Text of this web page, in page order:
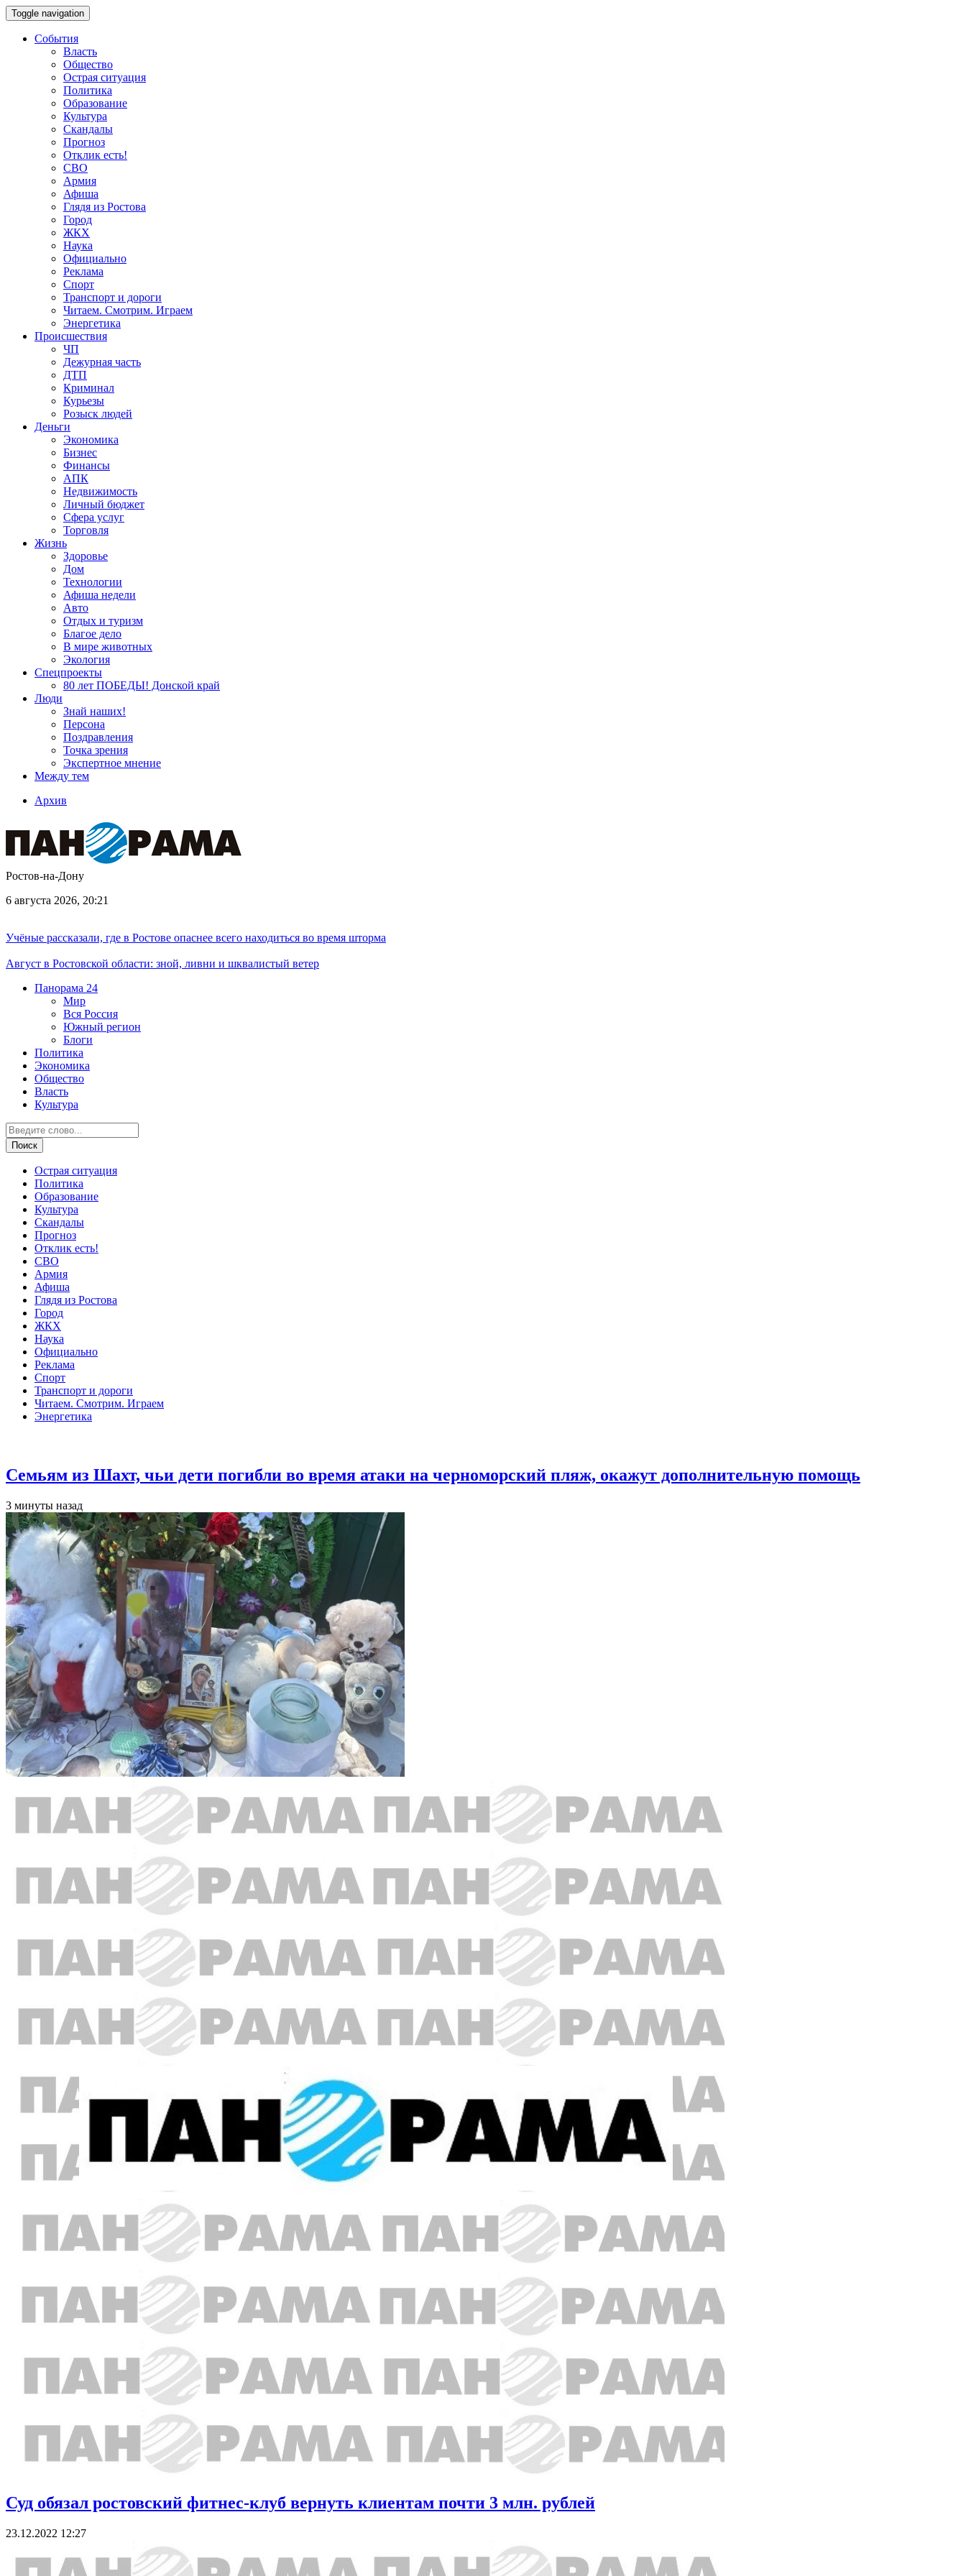
Toggle navigation
События
Власть
Общество
Острая ситуация
Политика
Образование
Культура
Скандалы
Прогноз
Отклик есть!
СВО
Армия
Афиша
Глядя из Ростова
Город
ЖКХ
Наука
Официально
Реклама
Спорт
Транспорт и дороги
Читаем. Смотрим. Играем
Энергетика
Происшествия
ЧП
Дежурная часть
ДТП
Криминал
Курьезы
Розыск людей
Деньги
Экономика
Бизнес
Финансы
АПК
Недвижимость
Личный бюджет
Сфера услуг
Торговля
Жизнь
Здоровье
Дом
Технологии
Афиша недели
Авто
Отдых и туризм
Благое дело
В мире животных
Экология
Спецпроекты
80 лет ПОБЕДЫ! Донской край
Люди
Знай наших!
Персона
Поздравления
Точка зрения
Экспертное мнение
Между тем
Архив
Ростов-на-Дону
6 августа 2026, 20:21
Учёные рассказали, где в Ростове опаснее всего находиться во время шторма
Август в Ростовской области: зной, ливни и шквалистый ветер
Панорама 24
Мир
Вся Россия
Южный регион
Блоги
Политика
Экономика
Общество
Власть
Культура
Острая ситуация
Политика
Образование
Культура
Скандалы
Прогноз
Отклик есть!
СВО
Армия
Афиша
Глядя из Ростова
Город
ЖКХ
Наука
Официально
Реклама
Спорт
Транспорт и дороги
Читаем. Смотрим. Играем
Энергетика
Семьям из Шахт, чьи дети погибли во время атаки на черноморский пляж, окажут дополнительную помощь
3 минуты назад
Суд обязал ростовский фитнес-клуб вернуть клиентам почти 3 млн. рублей
23.12.2022 12:27